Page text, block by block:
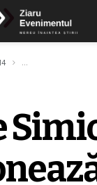
George Simion